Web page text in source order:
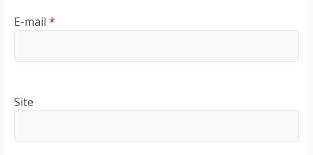
E-mail *
Site